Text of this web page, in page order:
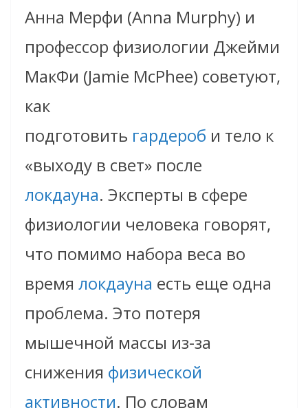
Анна Мерфи (Anna Murphy) и
профессор физиологии Джейми
МакФи (Jamie McPhee) советуют,
как
подготовить гардероб и тело к
«выходу в свет» после
локдауна. Эксперты в сфере
физиологии человека говорят,
что помимо набора веса во
время локдауна есть еще одна
проблема. Это потеря
мышечной массы из-за
снижения физической
активности. По словам